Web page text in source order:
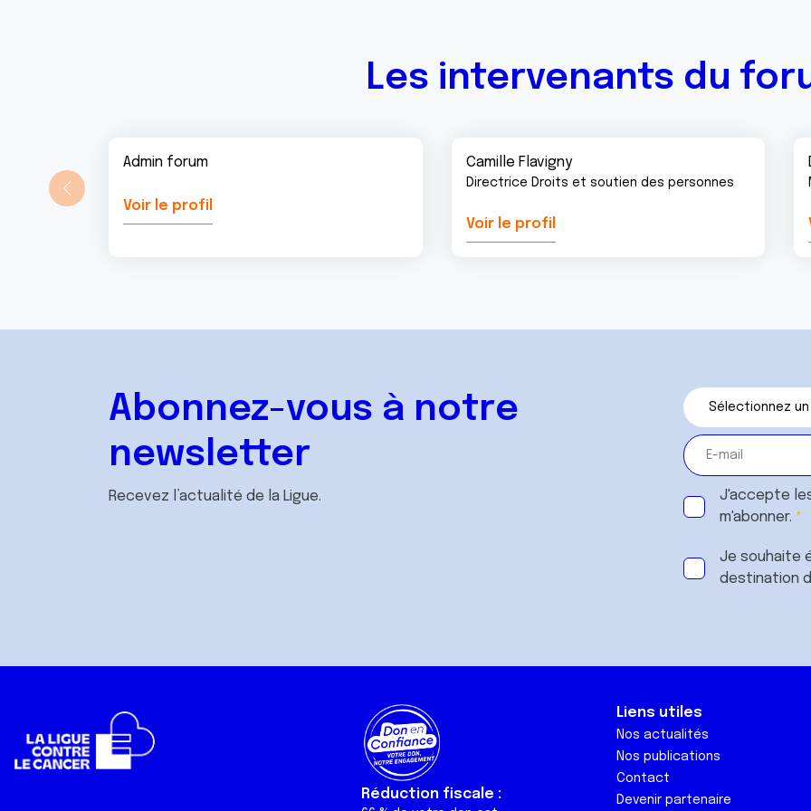
Les intervenants du
Admin forum
Voir le profil
Camille Flavigny
Directrice Droits et soutien des personnes
Voir le profil
Abonnez-vous à notre
newsletter
Recevez l’actualité de la Ligue. J'accepte
m'abonner.
Je souhaite
destination
Réduction fiscale :
Liens utiles
Nos actualités
Nos publications
Contact
Devenir partenaire